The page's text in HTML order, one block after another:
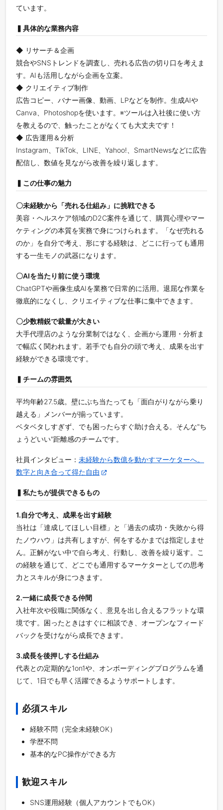
ています。
▍具体的な業務内容
◆ リサーチ＆企画
競合やSNSトレンドを調査し、売れる広告の切り口を考えま
す。AIも活用しながら企画を立案。
◆ クリエイティブ制作
広告コピー、バナー画像、動画、LPなどを制作。生成AIや
Canva、Photoshopを使います。※ツールは入社後に使い方
を教えるので、触ったことがなくても大丈夫です！
◆ 広告運用＆分析
Instagram、TikTok、LINE、Yahoo!、SmartNewsなどに広告
配信し、数値を見ながら改善を繰り返します。
▍この仕事の魅力
〇未経験から「売れる仕組み」に挑戦できる
美容・ヘルスケア領域のD2C案件を通じて、購買心理やマー
ケティングの本質を実務で身につけられます。「なぜ売れる
のか」を自分で考え、形にする経験は、どこに行っても通用
する一生モノの武器になります。
〇AIを当たり前に使う環境
ChatGPTや画像生成AIを業務で日常的に活用。退屈な作業を
徹底的になくし、クリエイティブな仕事に集中できます。
〇少数精鋭で裁量が大きい
大手代理店のような分業制ではなく、企画から運用・分析ま
で幅広く関われます。若手でも自分の頭で考え、成果を出す
経験ができる環境です。
▍チームの雰囲気
平均年齢27.5歳。壁にぶち当たっても「面白がりながら乗り
越える」メンバーが揃っています。
ベタベタしすぎず、でも困ったらすぐ助け合える。そんな"ち
ょうどいい"距離感のチームです。
社員インタビュー： 未経験から数億を動かすマーケターへ。
数字と向き合って得た自由
▍私たちが提供できるもの
1.自分で考え、成果を出す経験
当社は「達成してほしい目標」と「過去の成功・失敗から得
たノウハウ」は共有しますが、何をするかまでは指定しませ
ん。正解がない中で自ら考え、行動し、改善を繰り返す。こ
の経験を通じて、どこでも通用するマーケターとしての思考
力とスキルが身につきます。
2.一緒に成長できる仲間
入社年次や役職に関係なく、意見を出し合えるフラットな環
境です。困ったときはすぐに相談でき、オープンなフィード
バックを受けながら成長できます。
3.成長を後押しする仕組み
代表との定期的な1on1や、オンボーディングプログラムを通
じて、1日でも早く活躍できるようサポートします。
必須スキル
経験不問（完全未経験OK）
学歴不問
基本的なPC操作ができる方
歓迎スキル
SNS運用経験（個人アカウントでもOK）